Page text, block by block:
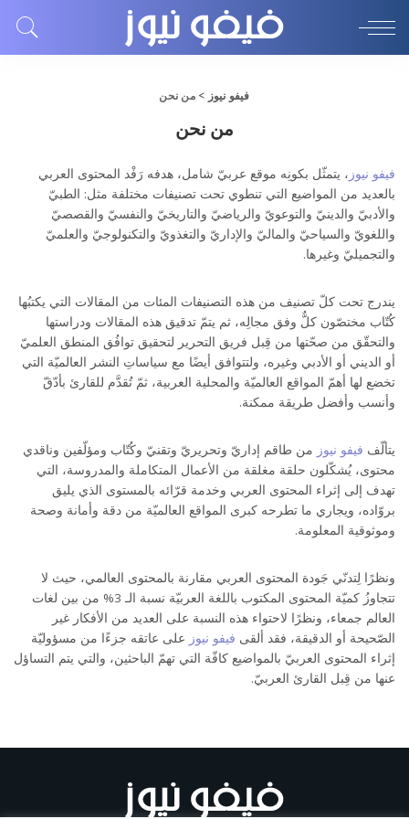
فيفو نيوز >من نحن
من نحن
فيفو نيوز ، يتمثّل بكونِه موقع عربيّ شامل، هدفه رَفْد المحتوى العربي
بالعديد من المواضيع التي تنطوي تحت تصنيفات مختلفة مثل: الطبيّ
والأدبيّ والدينيّ والتوعويّ والرياضيّ والتاريخيّ والنفسيّ والقصصيّ
واللغويّ والسياحيّ والماليّ والإداريّ والتغذويّ والتكنولوجيّ والعلميّ
والتجميليّ وغيرها.
يندرج تحت كلّ تصنيف من هذه التصنيفات المئات من المقالات التي يكتبُها
كُتّاب مختصّون كلٌّ وفق مجالِه، ثم يتمّ تدقيق هذه المقالات ودراستها
والتحقّق من صحّتها من قِبل فريق التحرير لتحقيق توافُق المنطق العلميّ
أو الديني أو الأدبي وغيره، ولتتوافق أيضًا مع سياساتِ النشر العالميّة التي
تخضع لها أهمّ المواقع العالميّة والمحلية العربية، ثمّ تُقدَّم للقارئ بأدّقّ
وأنسب وأفضل طريقة ممكنة.
يتألّف فيفو نيوز من طاقم إداريّ وتحريريّ وتقنيّ وكُتّاب ومؤلّفين وناقدي
محتوى، يُشكّلون حلقة مغلقة من الأعمال المتكاملة والمدروسة، التي
تهدف إلى إثراء المحتوى العربي وخدمة قرّائه بالمستوى الذي يليق
بروّاده، ويجاري ما تطرحه كبرى المواقع العالميّة من دقة وأمانة وصحة
وموثوقية المعلومة.
ونظرًا لِتدنّي جَودة المحتوى العربي مقارنة بالمحتوى العالمي، حيث لا
تتجاوزُ كميّة المحتوى المكتوب باللغة العربيّة نسبة الـ 3% من بين لغات
العالم جمعاء، ونظرًا لاحتواء هذه النسبة على العديد من الأفكار غير
الصّحيحة أو الدقيقة، فقد ألقى فيفو نيوز على عاتقه جزءًا من مسؤوليّة
إثراء المحتوى العربيّ بالمواضيع كافّة التي تهمّ الباحثين، والتي يتم التساؤل
عنها من قِبل القارئ العربيّ.